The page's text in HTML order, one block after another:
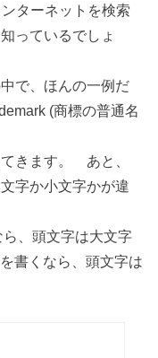
ターネットを検索
っているでしょ
で、ほんの一例だ
(商標の普通名
きます。 あと、
字か小文字かが違
、頭文字は大文字
書くなら、頭文字は